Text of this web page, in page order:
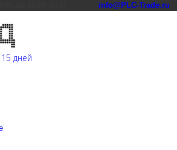
info@PLC-Trade.ru
дней